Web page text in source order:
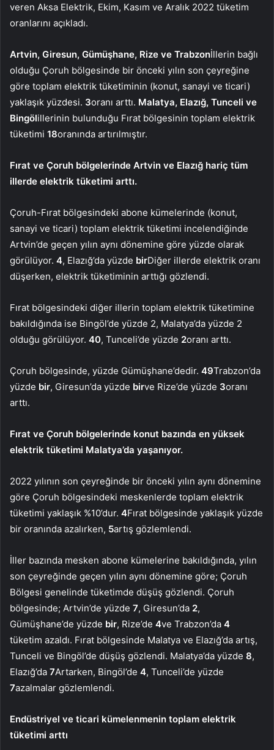
veren Aksa Elektrik, Ekim, Kasım ve Aralık 2022 tüketim
oranlarını açıkladı.
Artvin, Giresun, Gümüşhane, Rize ve Trabzonİllerin bağlı
olduğu Çoruh bölgesinde bir önceki yılın son çeyreğine
göre toplam elektrik tüketiminin (konut, sanayi ve ticari)
yaklaşık yüzdesi. 3oranı arttı. Malatya, Elazığ, Tunceli ve
Bingölillerinin bulunduğu Fırat bölgesinin toplam elektrik
tüketimi 18oranında artırılmıştır.
Fırat ve Çoruh bölgelerinde Artvin ve Elazığ hariç tüm
illerde elektrik tüketimi arttı.
Çoruh-Fırat bölgesindeki abone kümelerinde (konut,
sanayi ve ticari) toplam elektrik tüketimi incelendiğinde
Artvin’de geçen yılın aynı dönemine göre yüzde olarak
görülüyor. 4, Elazığ’da yüzde birDiğer illerde elektrik oranı
düşerken, elektrik tüketiminin arttığı gözlendi.
Fırat bölgesindeki diğer illerin toplam elektrik tüketimine
bakıldığında ise Bingöl’de yüzde 2, Malatya’da yüzde 2
olduğu görülüyor. 40, Tunceli’de yüzde 2oranı arttı.
Çoruh bölgesinde, yüzde Gümüşhane’dedir. 49Trabzon’da
yüzde bir, Giresun’da yüzde birve Rize’de yüzde 3oranı
arttı.
Fırat ve Çoruh bölgelerinde konut bazında en yüksek
elektrik tüketimi Malatya’da yaşanıyor.
2022 yılının son çeyreğinde bir önceki yılın aynı dönemine
göre Çoruh bölgesindeki meskenlerde toplam elektrik
tüketimi yaklaşık %10’dur. 4Fırat bölgesinde yaklaşık yüzde
bir oranında azalırken, 5artış gözlemlendi.
İller bazında mesken abone kümelerine bakıldığında, yılın
son çeyreğinde geçen yılın aynı dönemine göre; Çoruh
Bölgesi genelinde tüketimde düşüş gözlendi. Çoruh
bölgesinde; Artvin’de yüzde 7, Giresun’da 2,
Gümüşhane’de yüzde bir, Rize’de 4ve Trabzon’da 4
tüketim azaldı. Fırat bölgesinde Malatya ve Elazığ’da artış,
Tunceli ve Bingöl’de düşüş gözlendi. Malatya’da yüzde 8,
Elazığ’da 7Artarken, Bingöl’de 4, Tunceli’de yüzde
7azalmalar gözlemlendi.
Endüstriyel ve ticari kümelenmenin toplam elektrik
tüketimi arttı